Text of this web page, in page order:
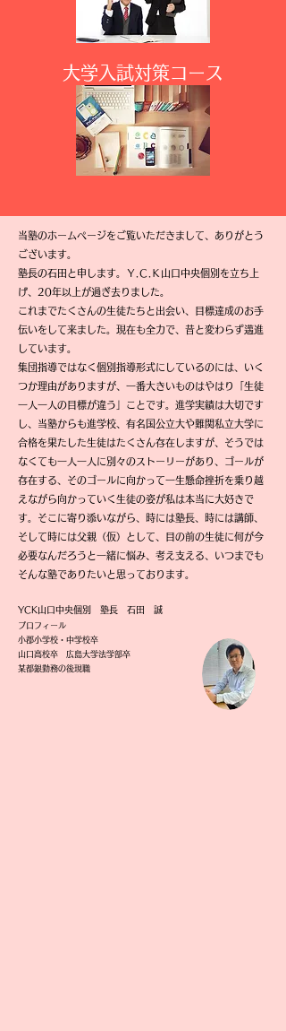
​大学入試対策コース
当塾のホームページをご覧いただきまして、ありがとう
ございます。
塾長の石田と申します。 Ｙ.Ｃ.Ｋ山口中央個別を立ち上
げ、 20年以上が過ぎ去りました。
これまでたくさんの生徒たちと出会い、目標達成のお手
伝いをして来ました。現在も全力で、昔と変わらず邁進
しています。
集団指導ではなく個 別指導形式にしているのには、いく
つか理由がありますが、一番大きいものはやはり「生徒
一人一人の目標が違う」ことです。進学実績は大切です
し、当塾からも進学校、有名国公立大や難関私立大学に
合格を果たした生徒はたくさん存在しますが、そうでは
なくても一人一人に別々のストーリーがあり、ゴールが
存在する、そのゴールに向かって一生懸命挫折を乗り越
えながら向かっていく生徒の姿が私は本当に大好きで
す。そこに寄り添いながら、時には塾長、時には講師、
そして時には父親（仮）として、目の前の生徒に何が今
必要なんだろうと一緒に悩み、考え支える、いつまでも
そんな塾でありたいと思っております。
YCK山口中央個別 塾長 石田 誠
プロフィール
小郡小学校・中学校卒
山口高校卒
広島大学法学部卒
某都銀勤務の後現職